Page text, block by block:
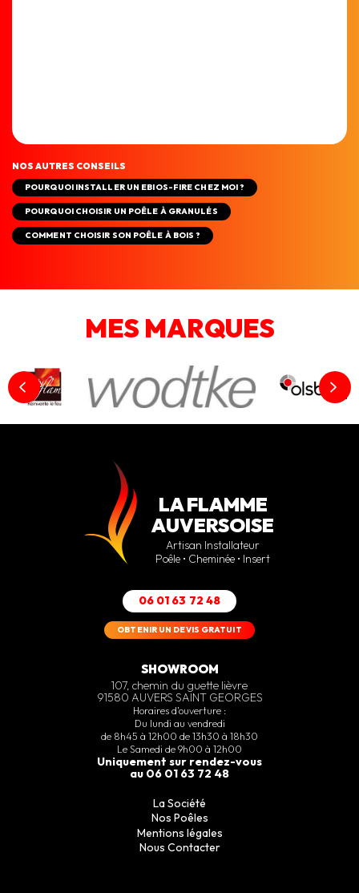
NOS AUTRES CONSEILS
POURQUOI INSTALLER UN EBIOS-FIRE CHEZ MOI ?
POURQUOI CHOISIR UN POÊLE À GRANULÉS
COMMENT CHOISIR SON POÊLE À BOIS ?
MES MARQUES
LA FLAMME
AUVERSOISE
Artisan Installateur
Poêle • Cheminée • Insert
SHOWROOM
107, chemin du guette lièvre
91580 AUVERS SAINT GEORGES
Horaires d’ouverture :
Du lundi au vendredi
de 8h45 à 12h00 de 13h30 à 18h30
Le Samedi de 9h00 à 12h00
Uniquement sur rendez-vous
au 06 01 63 72 48
La Société
Nos Poêles
Mentions légales
Nous Contacter
06 01 63 72 48
OBTENIR UN DEVIS GRATUIT